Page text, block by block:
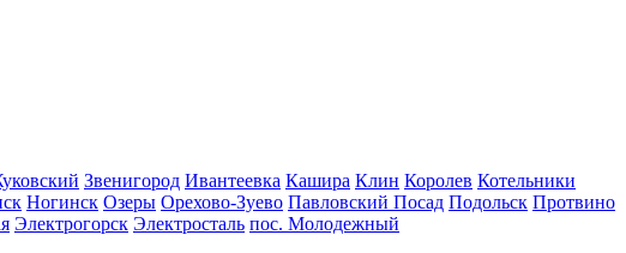
Звенигород Ивантеевка Кашира Клин Королев Котельники
Ногинск Озеры Орехово-Зуево Павловский Посад Подольск Протвино
Электрогорск Электросталь пос. Молодежный